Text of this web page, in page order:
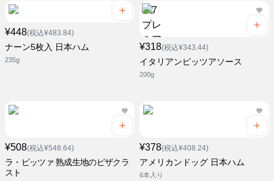
¥448(税込¥483.84)
ナーン5枚入 日本ハム
235g
¥318(税込¥343.44)
イタリアンピッツアソース
200g
¥508(税込¥548.64)
ラ・ピッツァ 熟成生地のピザクラ
スト
¥378(税込¥408.24)
アメリカンドッグ 日本ハム
6本入り